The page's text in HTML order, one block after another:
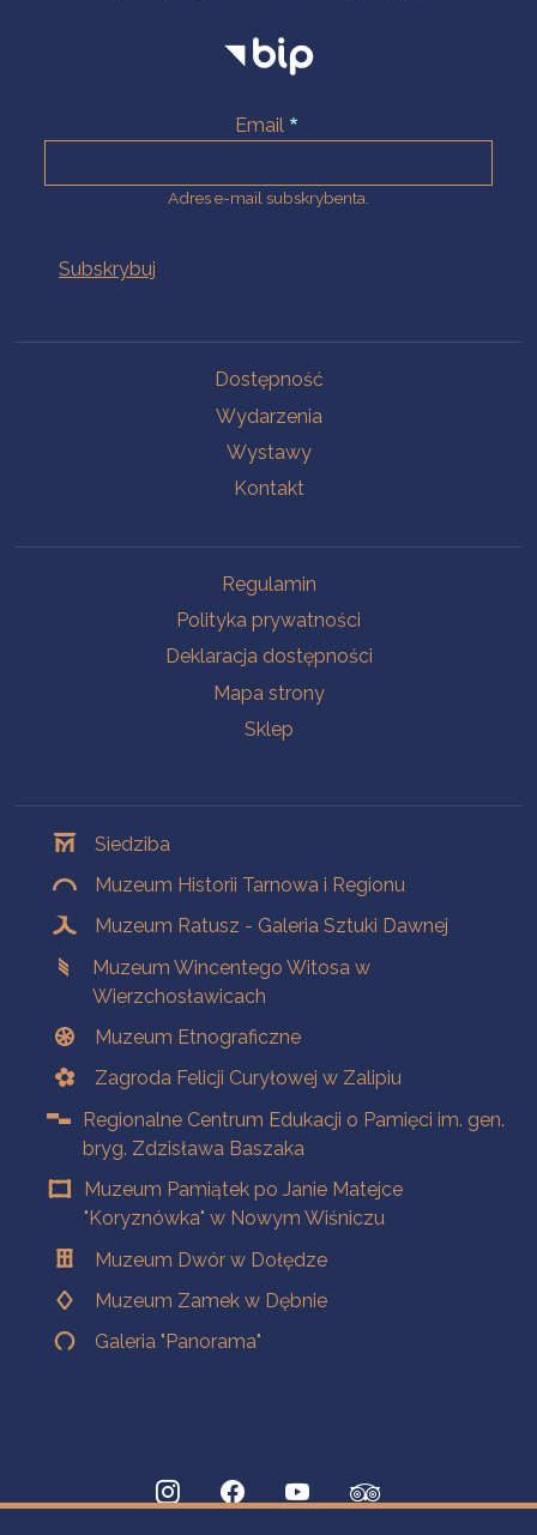
Email
Adres e-mail subskrybenta.
Dostępność
Wydarzenia
Wystawy
Kontakt
Regulamin
Polityka prywatności
Deklaracja dostępności
Mapa strony
Sklep
Siedziba
Muzeum Historii Tarnowa i Regionu
Muzeum Ratusz - Galeria Sztuki Dawnej
Muzeum Wincentego Witosa w
Wierzchosławicach
Muzeum Etnograficzne
Zagroda Felicji Curyłowej w Zalipiu
Regionalne Centrum Edukacji o Pamięci im. gen.
bryg. Zdzisława Baszaka
Muzeum Pamiątek po Janie Matejce
"Koryznówka" w Nowym Wiśniczu
Muzeum Dwór w Dołędze
Muzeum Zamek w Dębnie
Galeria "Panorama"